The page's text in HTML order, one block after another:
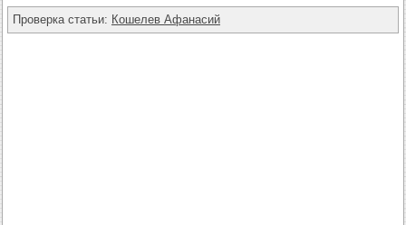
Проверка статьи: Кошелев Афанасий